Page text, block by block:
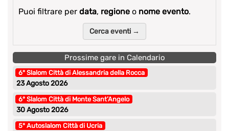
Puoi filtrare per data, regione o nome evento.
Cerca eventi →
Prossime gare in Calendario
6° Slalom Città di Alessandria della Rocca
23 Agosto 2026
6° Slalom Città di Monte Sant’Angelo
30 Agosto 2026
5° Autoslalom Città di Ucria